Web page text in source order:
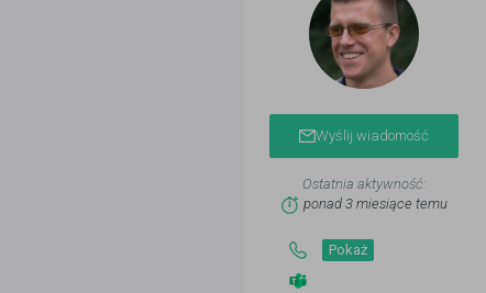
Wyślij wiadomość
Ostatnia aktywność:
ponad 3 miesiące temu
Pokaż